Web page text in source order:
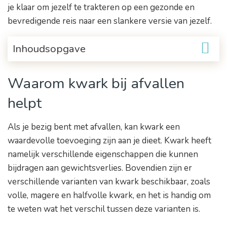
je klaar om jezelf te trakteren op een gezonde en
bevredigende reis naar een slankere versie van jezelf.
Inhoudsopgave
Waarom kwark bij afvallen
helpt
Als je bezig bent met afvallen, kan kwark een
waardevolle toevoeging zijn aan je dieet. Kwark heeft
namelijk verschillende eigenschappen die kunnen
bijdragen aan gewichtsverlies. Bovendien zijn er
verschillende varianten van kwark beschikbaar, zoals
volle, magere en halfvolle kwark, en het is handig om
te weten wat het verschil tussen deze varianten is.